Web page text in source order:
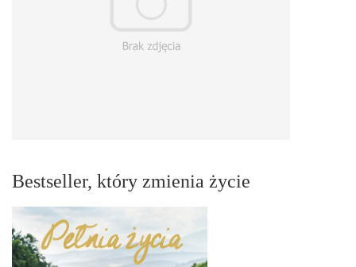
Bestseller, który zmienia życie